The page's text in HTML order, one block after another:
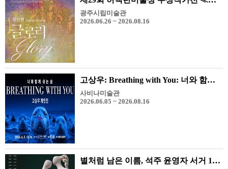
광주시립미술관
2026.06.26 ~ 2026.08.16
고상우: Breathing with You: 너와 함께 쉬는 숨
사비나미술관
2026.06.05 ~ 2026.08.16
별처럼 남은 이름, 석주 윤영자 서거 10주기 기념전 - 그리고 석주 미술상 수상 작가전